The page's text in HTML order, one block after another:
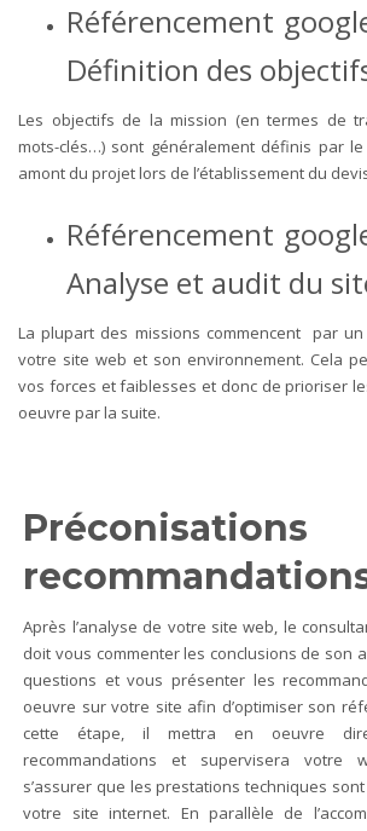
Référencement
Définition des
Les objectifs de la mission (en termes de
mots-clés…) sont généralement définis par le
amont du projet lors de l’établissement du
Référencement
Analyse et audit du
La plupart des missions commencent par
votre site web et son environnement. Cela
vos forces et faiblesses et donc de prioriser
oeuvre par la suite.
Après l’analyse de votre site web, le
doit vous commenter les conclusions de son
questions et vous présenter les
oeuvre sur votre site afin d’optimiser son
cette étape, il mettra en oeuvre
recommandations et supervisera votre
s’assurer que les prestations techniques
votre site internet. En parallèle de